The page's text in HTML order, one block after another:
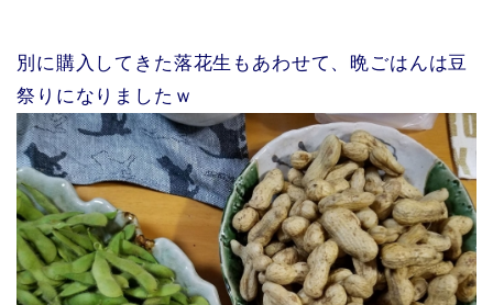
別に購入してきた落花生もあわせて、晩ごはんは豆
祭りになりましたｗ